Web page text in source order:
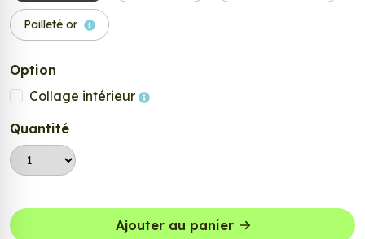
Pailleté or
Option
Collage intérieur
Quantité
Ajouter au panier